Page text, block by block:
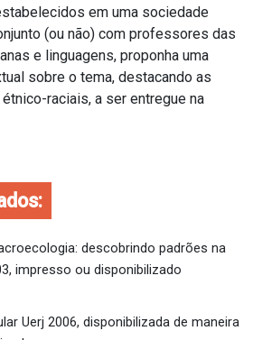
em uma sociedade
(ou não) com professores das
e linguagens, proponha uma
sobre o tema, destacando as
raciais, a ser entregue na
descobrindo padrões na
impresso ou disponibilizado
Uerj 2006, disponibilizada de maneira